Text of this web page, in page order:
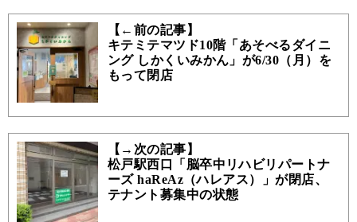
【←前の記事】
キテミテマツド10階「あそべるダイニ
ング しかくいみかん」が6/30（月）を
もって閉店
【→次の記事】
松戸駅西口「脳卒中リハビリパートナ
ーズ haReAz（ハレアス）」が閉店、
テナント募集中の状態